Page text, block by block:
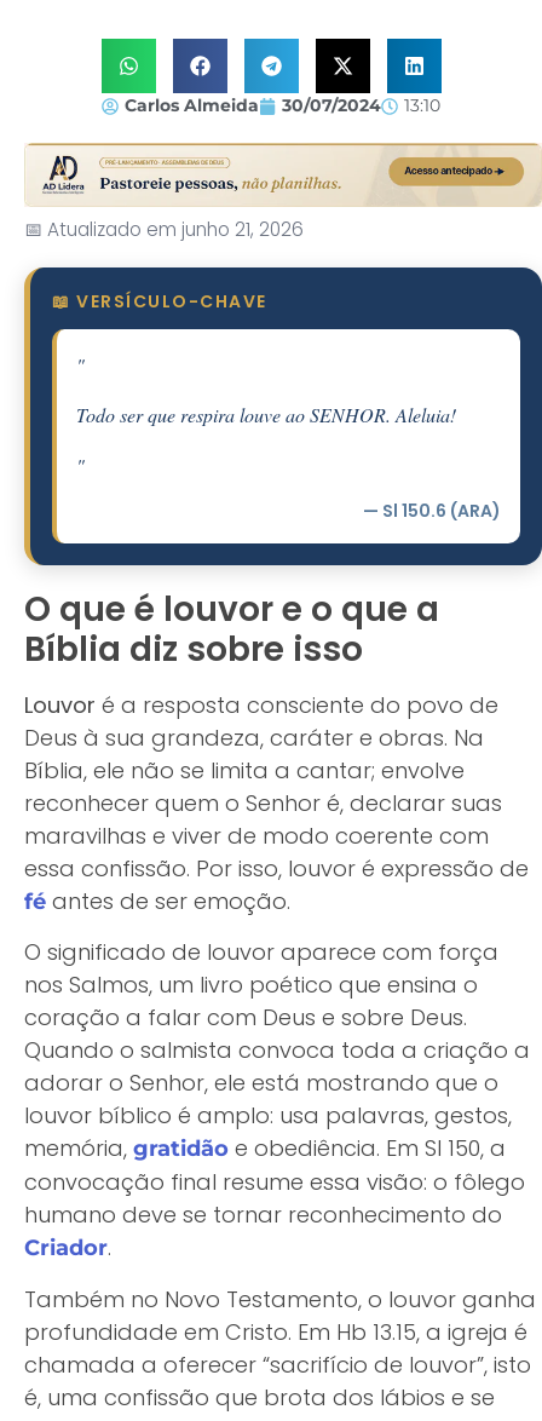
Carlos Almeida 30/07/2024 13:10
📅 Atualizado em junho 21, 2026
📖 VERSÍCULO-CHAVE
"
Todo ser que respira louve ao SENHOR. Aleluia!
"
— Sl 150.6 (ARA)
O que é louvor e o que a
Bíblia diz sobre isso
Louvor é a resposta consciente do povo de
Deus à sua grandeza, caráter e obras. Na
Bíblia, ele não se limita a cantar; envolve
reconhecer quem o Senhor é, declarar suas
maravilhas e viver de modo coerente com
essa confissão. Por isso, louvor é expressão de
fé antes de ser emoção.
O significado de louvor aparece com força
nos Salmos, um livro poético que ensina o
coração a falar com Deus e sobre Deus.
Quando o salmista convoca toda a criação a
adorar o Senhor, ele está mostrando que o
louvor bíblico é amplo: usa palavras, gestos,
memória, gratidão e obediência. Em Sl 150, a
convocação final resume essa visão: o fôlego
humano deve se tornar reconhecimento do
Criador.
Também no Novo Testamento, o louvor ganha
profundidade em Cristo. Em Hb 13.15, a igreja é
chamada a oferecer “sacrifício de louvor”, isto
é, uma confissão que brota dos lábios e se